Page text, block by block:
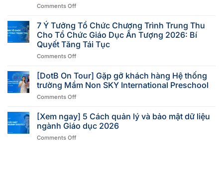
Comments Off
7 Ý Tưởng Tổ Chức Chương Trình Trung Thu
Cho Tổ Chức Giáo Dục Ấn Tượng 2026: Bí
Quyết Tăng Tái Tục
Comments Off
[DotB On Tour] Gặp gỡ khách hàng Hệ thống
trường Mầm Non SKY International Preschool
Comments Off
[Xem ngay] 5 Cách quản lý và bảo mật dữ liệu
ngành Giáo dục 2026
Comments Off